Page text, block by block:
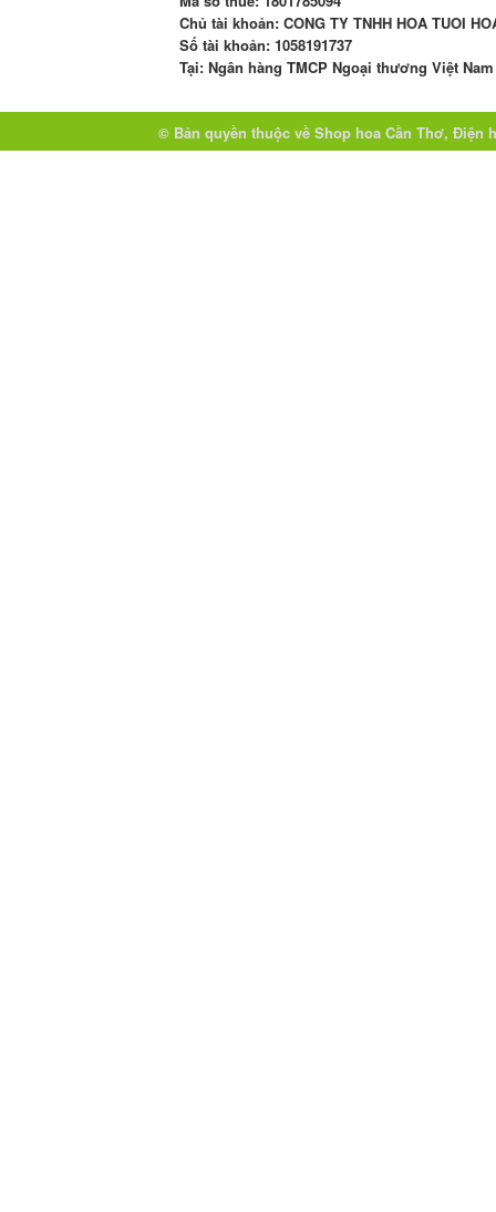
Chủ tài khoản: CONG TY TNHH HOA TUOI
Số tài khoản: 1058191737
Tại: Ngân hàng TMCP Ngoại thương Việt
© Bản quyền thuộc về Shop hoa Cần Thơ, Điện